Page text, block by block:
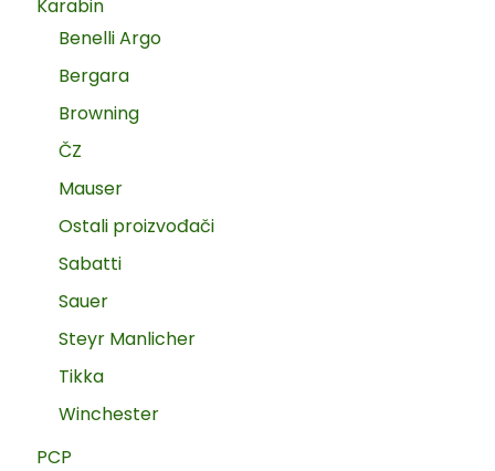
Karabin
Benelli Argo
Bergara
Browning
ČZ
Mauser
Ostali proizvođači
Sabatti
Sauer
Steyr Manlicher
Tikka
Winchester
PCP